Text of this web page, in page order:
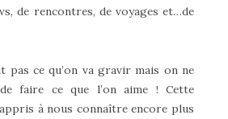
de rencontres, de voyages et…de
pas ce qu’on va gravir mais on ne
faire ce que l’on aime ! Cette
à nous connaître encore plus